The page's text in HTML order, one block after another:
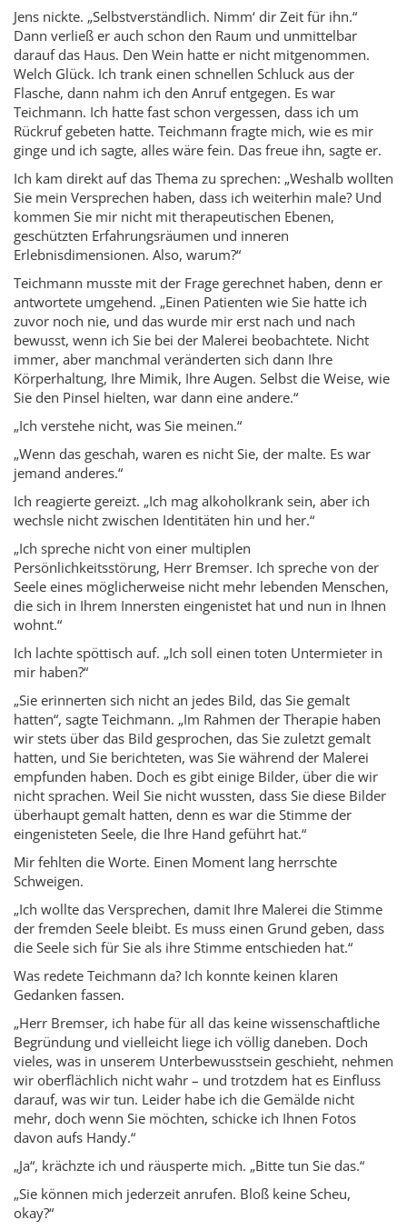
Jens nickte. „Selbstverständlich. Nimm‘ dir Zeit für ihn.“
Dann verließ er auch schon den Raum und unmittelbar
darauf das Haus. Den Wein hatte er nicht mitgenommen.
Welch Glück. Ich trank einen schnellen Schluck aus der
Flasche, dann nahm ich den Anruf entgegen. Es war
Teichmann. Ich hatte fast schon vergessen, dass ich um
Rückruf gebeten hatte. Teichmann fragte mich, wie es mir
ginge und ich sagte, alles wäre fein. Das freue ihn, sagte er.
Ich kam direkt auf das Thema zu sprechen: „Weshalb wollten
Sie mein Versprechen haben, dass ich weiterhin male? Und
kommen Sie mir nicht mit therapeutischen Ebenen,
geschützten Erfahrungsräumen und inneren
Erlebnisdimensionen. Also, warum?“
Teichmann musste mit der Frage gerechnet haben, denn er
antwortete umgehend. „Einen Patienten wie Sie hatte ich
zuvor noch nie, und das wurde mir erst nach und nach
bewusst, wenn ich Sie bei der Malerei beobachtete. Nicht
immer, aber manchmal veränderten sich dann Ihre
Körperhaltung, Ihre Mimik, Ihre Augen. Selbst die Weise, wie
Sie den Pinsel hielten, war dann eine andere.“
„Ich verstehe nicht, was Sie meinen.“
„Wenn das geschah, waren es nicht Sie, der malte. Es war
jemand anderes.“
Ich reagierte gereizt. „Ich mag alkoholkrank sein, aber ich
wechsle nicht zwischen Identitäten hin und her.“
„Ich spreche nicht von einer multiplen
Persönlichkeitsstörung, Herr Bremser. Ich spreche von der
Seele eines möglicherweise nicht mehr lebenden Menschen,
die sich in Ihrem Innersten eingenistet hat und nun in Ihnen
wohnt.“
Ich lachte spöttisch auf. „Ich soll einen toten Untermieter in
mir haben?“
„Sie erinnerten sich nicht an jedes Bild, das Sie gemalt
hatten“, sagte Teichmann. „Im Rahmen der Therapie haben
wir stets über das Bild gesprochen, das Sie zuletzt gemalt
hatten, und Sie berichteten, was Sie während der Malerei
empfunden haben. Doch es gibt einige Bilder, über die wir
nicht sprachen. Weil Sie nicht wussten, dass Sie diese Bilder
überhaupt gemalt hatten, denn es war die Stimme der
eingenisteten Seele, die Ihre Hand geführt hat.“
Mir fehlten die Worte. Einen Moment lang herrschte
Schweigen.
„Ich wollte das Versprechen, damit Ihre Malerei die Stimme
der fremden Seele bleibt. Es muss einen Grund geben, dass
die Seele sich für Sie als ihre Stimme entschieden hat.“
Was redete Teichmann da? Ich konnte keinen klaren
Gedanken fassen.
„Herr Bremser, ich habe für all das keine wissenschaftliche
Begründung und vielleicht liege ich völlig daneben. Doch
vieles, was in unserem Unterbewusstsein geschieht, nehmen
wir oberflächlich nicht wahr – und trotzdem hat es Einfluss
darauf, was wir tun. Leider habe ich die Gemälde nicht
mehr, doch wenn Sie möchten, schicke ich Ihnen Fotos
davon aufs Handy.“
„Ja“, krächzte ich und räusperte mich. „Bitte tun Sie das.“
„Sie können mich jederzeit anrufen. Bloß keine Scheu,
okay?“